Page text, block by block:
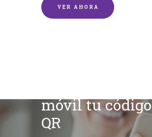
VER AHORA
móvil tu código
QR